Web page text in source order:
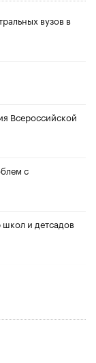
вузов в
Всероссийской
с
и детсадов